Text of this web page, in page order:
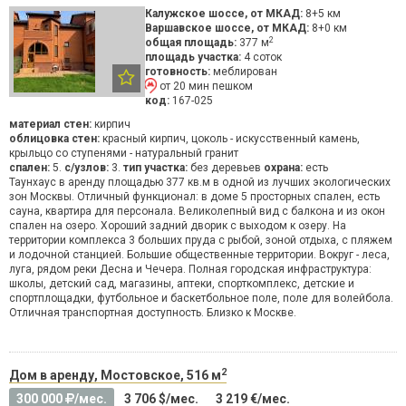
Калужское шоссе, от МКАД: 8+5 км
Варшавское шоссе, от МКАД: 8+0 км
общая площадь: 377 м2
площадь участка: 4 соток
готовность: меблирован
от 20 мин пешком
код: 167-025
материал стен: кирпич
облицовка стен: красный кирпич, цоколь - искусственный камень,
крыльцо со ступенями - натуральный гранит
спален: 5. с/узлов: 3. тип участка: без деревьев охрана: есть
Таунхаус в аренду площадью 377 кв.м в одной из лучших экологических
зон Москвы. Отличный функционал: в доме 5 просторных спален, есть
сауна, квартира для персонала. Великолепный вид с балкона и из окон
спален на озеро. Хороший задний дворик с выходом к озеру. На
территории комплекса 3 больших пруда с рыбой, зоной отдыха, с пляжем
и лодочной станцией. Большие общественные территории. Вокруг - леса,
луга, рядом реки Десна и Чечера. Полная городская инфраструктура:
школы, детский сад, магазины, аптеки, спорткомплекс, детские и
спортплощадки, футбольное и баскетбольное поле, поле для волейбола.
Отличная транспортная доступность. Близко к Москве.
Дом в аренду, Мостовское, 516 м2
300 000 /мес. 3 706 $/мес. 3 219 €/мес.